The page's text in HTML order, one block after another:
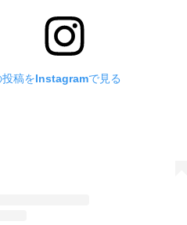
投稿をInstagramで見る